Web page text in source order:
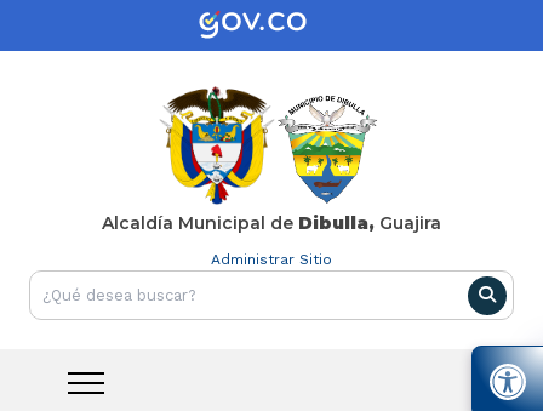
Alcaldía Municipal de Dibulla, Guajira
Administrar Sitio